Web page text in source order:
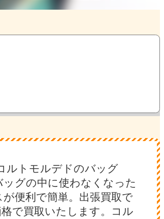
ルトモルデドのバッグ
グの中に使わなくなった
便利で簡単。出張買取で
で買取いたします。コル